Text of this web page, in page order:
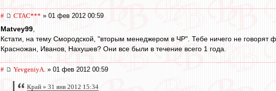
# CTAC*** » 01 фев 2012 00:59
Matvey99
Кстати, на тему Смородской, "вторым менеджером в ЧР". Тебе ничего не
Красножан, Иванов, Нахушев? Они все были в течение всего 1 года.
# YevgeniyA. » 01 фев 2012 00:59
Край » 31 янв 2012 15:34